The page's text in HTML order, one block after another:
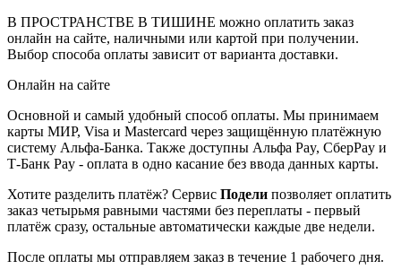
В ПРОСТРАНСТВЕ В ТИШИНЕ можно оплатить заказ
онлайн на сайте, наличными или картой при получении.
Выбор способа оплаты зависит от варианта доставки.
Онлайн на сайте
Основной и самый удобный способ оплаты. Мы принимаем
карты МИР, Visa и Mastercard через защищённую платёжную
систему Альфа-Банка. Также доступны Альфа Pay, СберPay и
Т-Банк Pay - оплата в одно касание без ввода данных карты.
Хотите разделить платёж? Сервис Подели позволяет оплатить
заказ четырьмя равными частями без переплаты - первый
платёж сразу, остальные автоматически каждые две недели.
После оплаты мы отправляем заказ в течение 1 рабочего дня.